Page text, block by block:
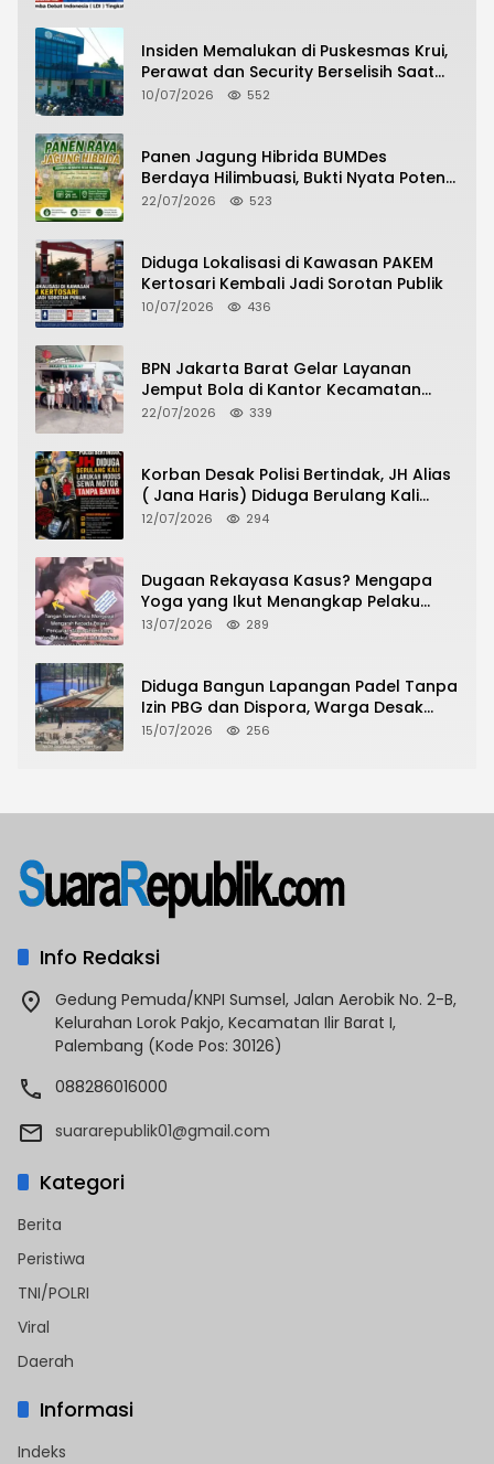
Insiden Memalukan di Puskesmas Krui,
Perawat dan Security Berselisih Saat
Pelayanan Pasien Berlangsung
10/07/2026 552
Panen Jagung Hibrida BUMDes
Berdaya Hilimbuasi, Bukti Nyata Potensi
Pertanian Desa
22/07/2026 523
Diduga Lokalisasi di Kawasan PAKEM
Kertosari Kembali Jadi Sorotan Publik
10/07/2026 436
BPN Jakarta Barat Gelar Layanan
Jemput Bola di Kantor Kecamatan
Grogol Petamburan, Warga Antusias
22/07/2026 339
Korban Desak Polisi Bertindak, JH Alias
( Jana Haris) Diduga Berulang Kali
Lakukan Modus Sewa Motor Tanpa
12/07/2026 294
Dugaan Rekayasa Kasus? Mengapa
Yoga yang Ikut Menangkap Pelaku
Pencurian Toko Ponsel di Pancur Batu
13/07/2026 289
Diduga Bangun Lapangan Padel Tanpa
Izin PBG dan Dispora, Warga Desak
CKTRP dan Dispora Jakarta Barat
15/07/2026 256
Info Redaksi
Gedung Pemuda/KNPI Sumsel, Jalan Aerobik No. 2-B,
Kelurahan Lorok Pakjo, Kecamatan Ilir Barat I,
Palembang (Kode Pos: 30126)
088286016000
suararepublik01@gmail.com
Kategori
Berita
Peristiwa
TNI/POLRI
Viral
Daerah
Informasi
Indeks